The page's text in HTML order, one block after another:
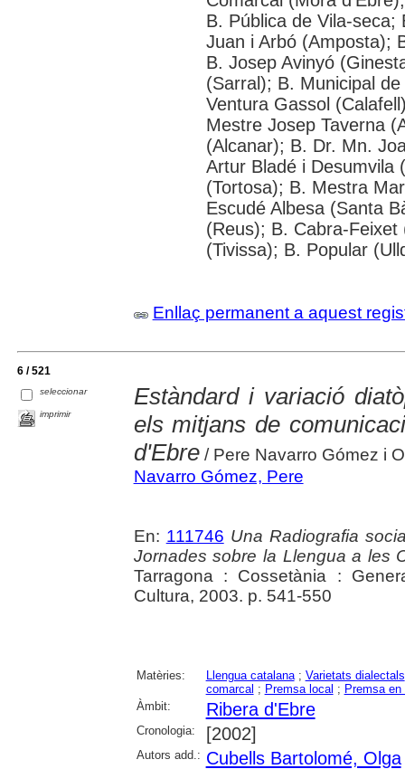
B. Pública de Vila-
Juan i Arbó (Amposta);
B. Josep Avinyó
(Sarral); B. Municipal
Ventura Gassol
Mestre Josep Taverna
(Alcanar); B. Dr. Mn.
Artur Bladé i Desumvila
(Tortosa); B. Mestra
Escudé Albesa (Santa
(Reus); B. Cabra-
(Tivissa); B. Popular
Enllaç permanent a aquest
6 / 521
seleccionar
imprimir
Estàndard i variació
els mitjans de
d'Ebre/ Pere Navarro Gómez i
Navarro Gómez, Pere
En: 111746 Una Radiografia
Jornades sobre la Llengua a les
Tarragona : Cossetània :
Cultura, 2003. p. 541-550
Matèries: Llengua catalana; Varietats dialectals
comarcal ; Premsa local ; Premsa en
Àmbit:
Ribera d'Ebre
Cronologia: [2002]
Autors add.: Cubells Bartolomé, Olga